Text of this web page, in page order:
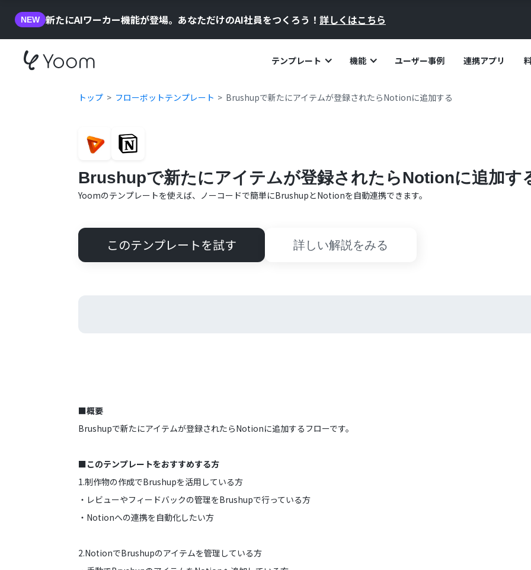
NEW 新たにAIワーカー機能が登場。あなただけのAI社員をつくろう！ 詳しくはこちら
テンプレート 機能 ユーザー事例 連携アプリ
トップ フローボットテンプレート Brushupで新たにアイテムが登録されたらNotionに追加する
Brushupで新たにアイテムが登録されたらNotionに追加す
Yoomのテンプレートを使えば、ノーコードで簡単にBrushupとNotionを自動連携できます。
このテンプレートを試す 詳しい解説をみる
■概要
Brushupで新たにアイテムが登録されたらNotionに追加するフローです。
■このテンプレートをおすすめする方
1.制作物の作成でBrushupを活用している方
・レビューやフィードバックの管理をBrushupで行っている方
・Notionへの連携を自動化したい方
2.NotionでBrushupのアイテムを管理している方